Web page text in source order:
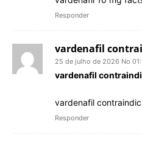
Responder
vardenafil
25 de julho de 2026 No
vardenafil
vardenafil
Responder